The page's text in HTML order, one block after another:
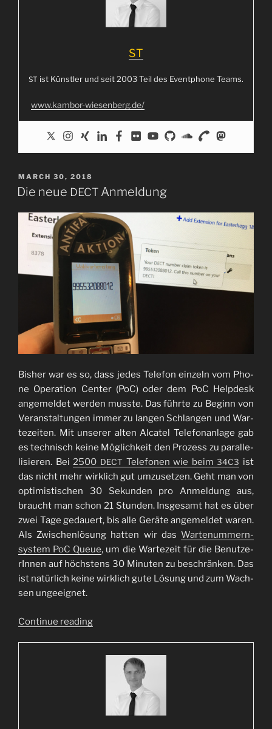
ST
ST ist Künst­ler und seit 2003 Teil des Event­phone Teams.
www.kambor-wiesenberg.de/
POSTED
ON
MARCH 30, 2018
Die neue DECT Anmeldung
Bis­her war es so, dass jedes Tele­fon ein­zeln vom Pho­
ne Ope­ra­ti­on Cen­ter (PoC) oder dem PoC Help­desk
ange­mel­det wer­den muss­te. Das führ­te zu Beginn von
Ver­an­stal­tun­gen immer zu lan­gen Schlan­gen und War­
te­zei­ten. Mit unse­rer alten Alca­tel Tele­fon­an­la­ge gab
es tech­nisch kei­ne Mög­lich­keit den Pro­zess zu par­al­le­
li­sie­ren. Bei2500 DECTTele­fo­nen wie beim34C3 ist
das nicht mehr wirk­lich gut umzu­set­zen. Geht man von
opti­mis­ti­schen 30 Sekun­den pro Anmel­dung aus,
braucht man schon 21 Stun­den. Ins­ge­samt hat es über
zwei Tage gedau­ert, bis alle Gerä­te ange­mel­det waren.
Als Zwi­schen­lö­sung hat­ten wir das War­te­num­mern­
sys­tem PoC Queue, um die War­te­zeit für die Benut­ze­
rIn­nen auf höchs­tens 30 Minu­ten zu beschrän­ken. Das
ist natür­lich kei­ne wirk­lich gute Lösung und zum Wach­
sen unge­eig­net.
Con­ti­nue rea­ding“Die
Anmeldung”